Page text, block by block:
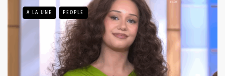
A LA UNE PEOPLE